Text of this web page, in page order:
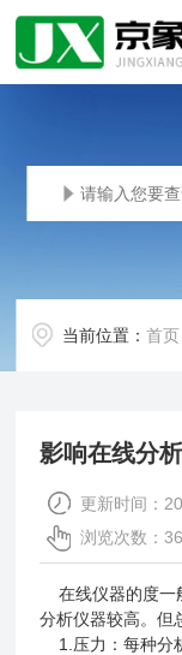
当前位置：首页
影响在线分
更新时间：
浏览次数：
在线仪器的度一
分析仪器较高。但
1.压力：每种分